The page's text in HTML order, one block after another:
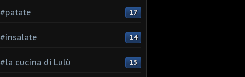
#patate 17
#insalate 14
#la cucina di Lulù 13